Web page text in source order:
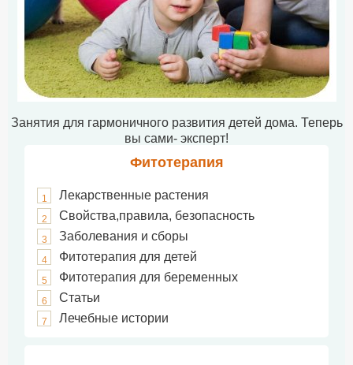
Занятия для гармоничного развития детей дома. Теперь
вы сами- эксперт!
Фитотерапия
1 Лекарственные растения
2 Свойства,правила, безопасность
3 Заболевания и сборы
4 Фитотерапия для детей
5 Фитотерапия для беременных
6 Статьи
7 Лечебные истории